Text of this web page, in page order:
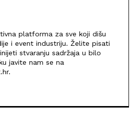
platforma za sve koji dišu
i event industriju. Želite pisati
stvaranju sadržaja u bilo
javite nam se na